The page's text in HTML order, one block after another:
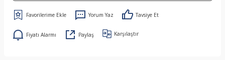
Yorum Yaz Tavsiye Et
Fiyatı Alarmı Paylaş Karşılaştır